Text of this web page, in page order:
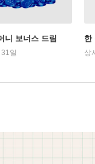
니 보너스 드림
일
한
상